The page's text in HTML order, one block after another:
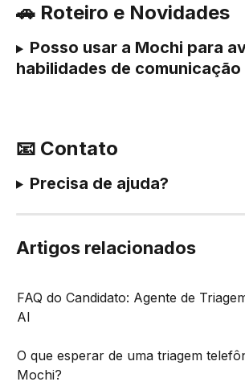
🚗 Roteiro e Novidades
Posso usar a Mochi para
habilidades de comunicação
📧 Contato
Precisa de ajuda?
Artigos relacionados
FAQ do Candidato: Agente de
AI
O que esperar de uma triagem
Mochi?